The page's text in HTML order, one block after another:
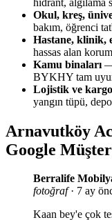
Okul, kreş,
bakım, öğrenci
Hastane, klinik,
hassas alan
Kamu binaları —
BYKHY tam
Lojistik ve kargo
yangın tüpü,
Arnavutköy
Google
Berralife
fotoğraf· 7 ay
Kaan bey'e çok